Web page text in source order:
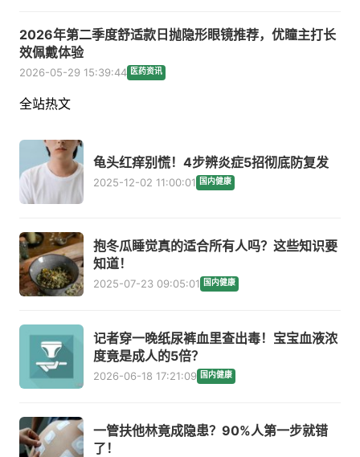
2026年第二季度舒适款日抛隐形眼镜推荐，优瞳主打长
效佩戴体验
2026-05-29 15:39:44 医药资讯
全站热文
龟头红痒别慌！4步辨炎症5招彻底防复发
2025-12-02 11:00:01 国内健康
抱冬瓜睡觉真的适合所有人吗？这些知识要
知道！
2025-07-23 09:05:01 国内健康
记者穿一晚纸尿裤血里查出毒！宝宝血液浓
度竟是成人的5倍？
2026-06-18 17:21:09 国内健康
一管扶他林竟成隐患？90%人第一步就错
了！